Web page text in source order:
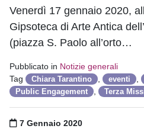
Venerdì 17 gennaio 2020,
Gipsoteca di Arte Antica
(piazza S. Paolo all’orto…
Pubblicato in Notizie generali
Tag
Chiara Tarantino eventi
Public Engagement Terza
Pubblicato il
7 Gennaio 2020